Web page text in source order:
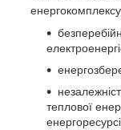
теплової